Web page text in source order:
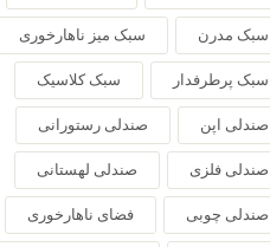
سبک مدرن سبک میز ناهارخوری
سبک پرطرفدار سبک کلاسیک
صندلی اپن صندلی رستورانی
صندلی فلزی صندلی لهستانی
صندلی چوبی فضای ناهارخوری